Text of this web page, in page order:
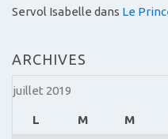
Servol Isabelle dans Le
ARCHIVES
juillet 2019
L M M